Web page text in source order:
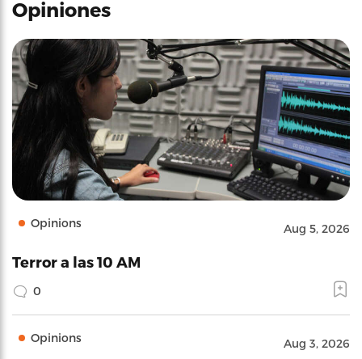
Opiniones
Opinions Aug 5, 2026
Terror a las 10 AM
0
Opinions Aug 3, 2026